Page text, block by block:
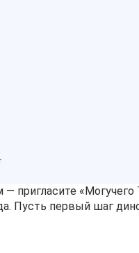
пригласите
Пусть первый шаг